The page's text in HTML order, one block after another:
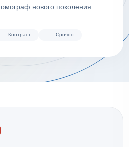
нового поколения
Контраст Срочно